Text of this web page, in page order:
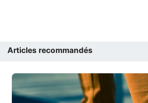
Articles recommandés